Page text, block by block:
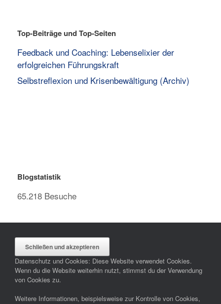
Top-Beiträge und Top-Seiten
Feedback und Coaching: Lebenselixier der
erfolgreichen Führungskraft
Selbstreflexion und Krisenbewältigung (Archiv)
Blogstatistik
65.218 Besuche
Datenschutz und Cookies: Diese Website verwendet Cookies.
Wenn du die Website weiterhin nutzt, stimmst du der Verwendung
von Cookies zu.
Weitere Informationen, beispielsweise zur Kontrolle von Cookies,